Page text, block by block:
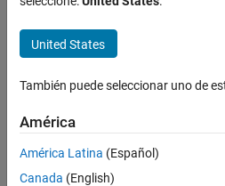
United States
También puede seleccionar uno de
América
América Latina (Español)
Canada (English)